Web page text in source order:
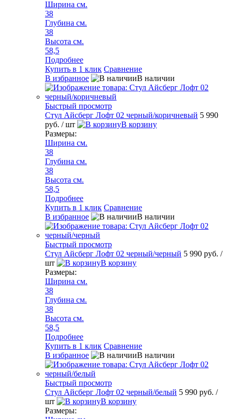
Ширина см.
38
Глубина см.
38
Высота см.
58,5
Подробнее
Купить в 1 клик Сравнение
В избранное
В наличии
Быстрый просмотр
Стул Айсберг Лофт 02 черный/коричневый 5 990
руб. / шт
В корзину
Размеры:
Ширина см.
38
Глубина см.
38
Высота см.
58,5
Подробнее
Купить в 1 клик Сравнение
В избранное
В наличии
Быстрый просмотр
Стул Айсберг Лофт 02 черный/черный 5 990 руб. /
шт
В корзину
Размеры:
Ширина см.
38
Глубина см.
38
Высота см.
58,5
Подробнее
Купить в 1 клик Сравнение
В избранное
В наличии
Быстрый просмотр
Стул Айсберг Лофт 02 черный/белый 5 990 руб. /
шт
В корзину
Размеры: